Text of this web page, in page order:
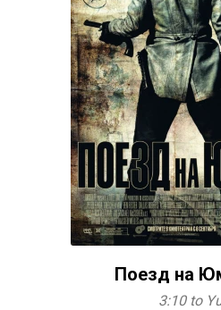
Поезд на
3:10 to